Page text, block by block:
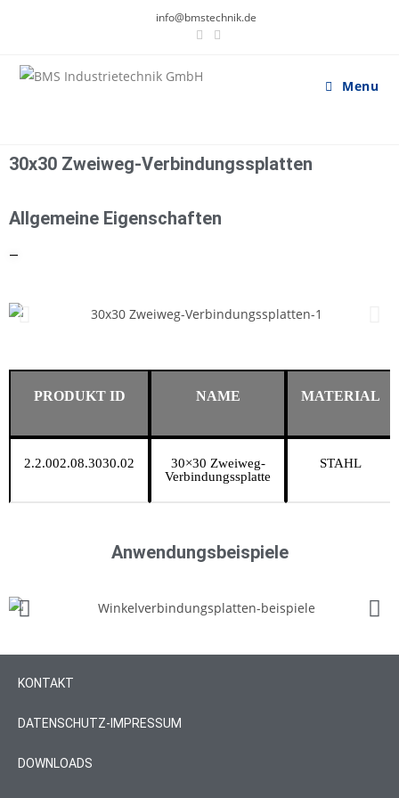
info@bmstechnik.de
Menu
30x30 Zweiweg-Verbindungssplatten
Allgemeine Eigenschaften
—
PRODUKT ID NAME MATERIAL
2.2.002.08.3030.02
30×30 Zweiweg-
Verbindungssplatte
STAHL
Anwendungsbeispiele
KONTAKT
DATENSCHUTZ-IMPRESSUM
DOWNLOADS